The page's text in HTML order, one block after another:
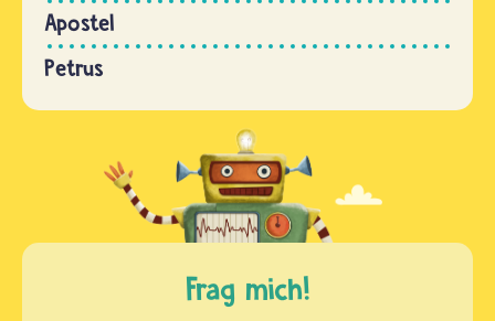
Apostel
Petrus
Frag mich!